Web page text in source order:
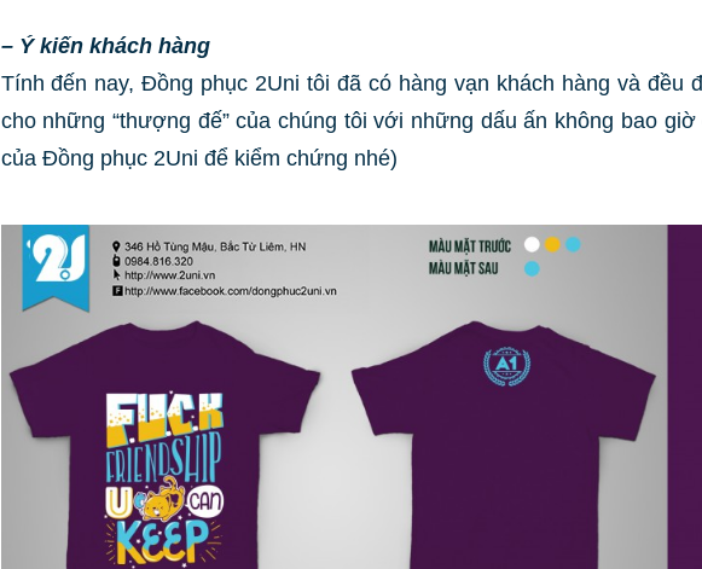
– Ý kiến khách hàng
Tính đến nay, Đồng phục 2Uni tôi đã có hàng vạn khách hàng và đều
cho những “thượng đế” của chúng tôi với những dấu ấn không bao
của Đồng phục 2Uni để kiểm chứng nhé)